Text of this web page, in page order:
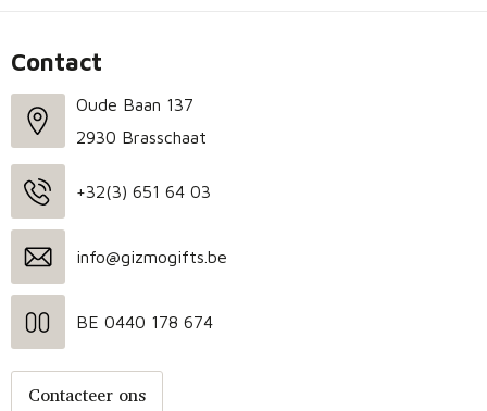
Contact
Oude Baan 137
2930 Brasschaat
+32(3) 651 64 03
info@gizmogifts.be
BE 0440 178 674
Contacteer ons